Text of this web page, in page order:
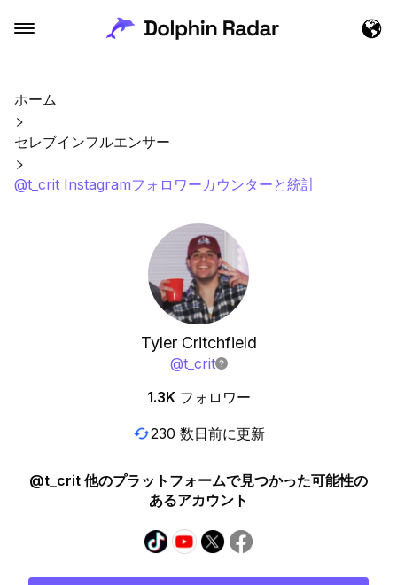
ホーム
セレブインフルエンサー
@t_crit Instagramフォロワーカウンターと統計
Tyler Critchfield
@t_crit
1.3K フォロワー
230 数日前に更新
@t_crit 他のプラットフォームで見つかった可能性の
あるアカウント